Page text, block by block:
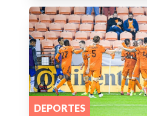
DEPORTES